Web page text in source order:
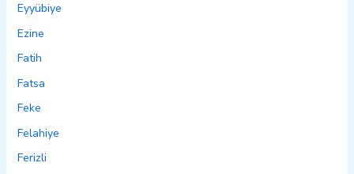
Eyyübiye
Ezine
Fatih
Fatsa
Feke
Felahiye
Ferizli